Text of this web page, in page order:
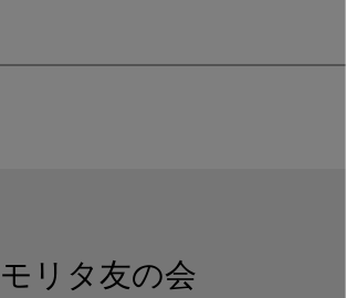
モリタ友の会